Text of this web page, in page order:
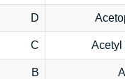
D
Acetyl
C
B